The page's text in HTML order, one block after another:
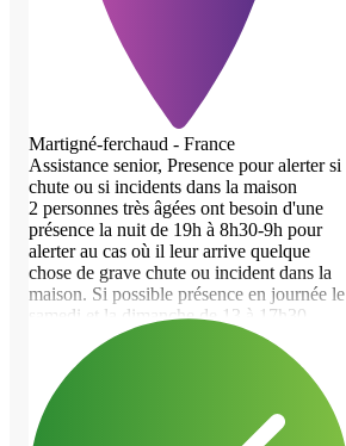
image précédente image suivante
Martigné-ferchaud - France
Assistance senior, Presence pour alerter si
chute ou si incidents dans la maison
2 personnes très âgées ont besoin d'une
présence la nuit de 19h à 8h30-9h pour
alerter au cas où il leur arrive quelque
chose de grave chute ou incident dans la
maison. Si possible présence en journée le
samedi et la dimanche de 13 à 17h30.